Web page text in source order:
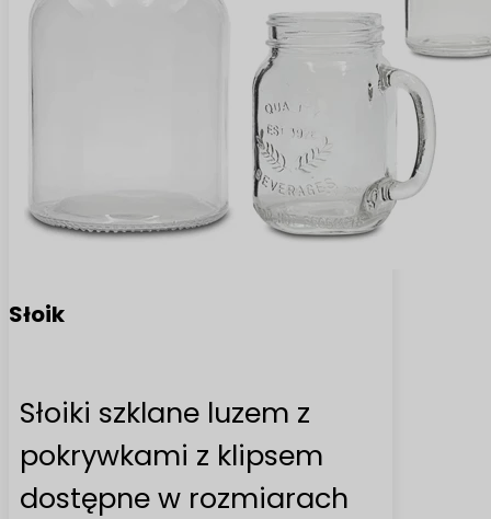
Słoik
Słoiki szklane luzem z
pokrywkami z klipsem
dostępne w rozmiarach